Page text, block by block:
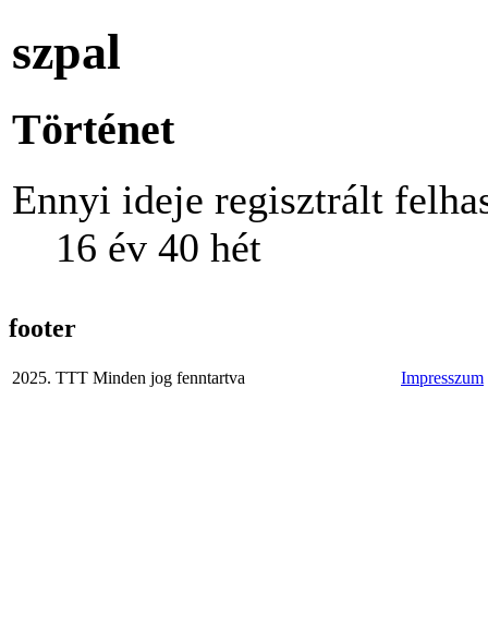
szpal
Történet
Ennyi ideje regisztrált
16 év 40 hét
footer
2025. TTT Minden jog fenntartva Impresszum